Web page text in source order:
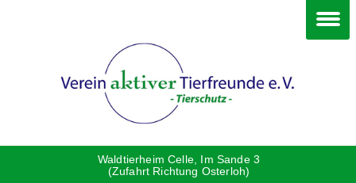
Waldtierheim Celle, Im Sande 3
(Zufahrt Richtung Osterloh)
Grüße vom neuen Zuhause
Hunde
Danke an die Helfer
Vorstand
Satzung